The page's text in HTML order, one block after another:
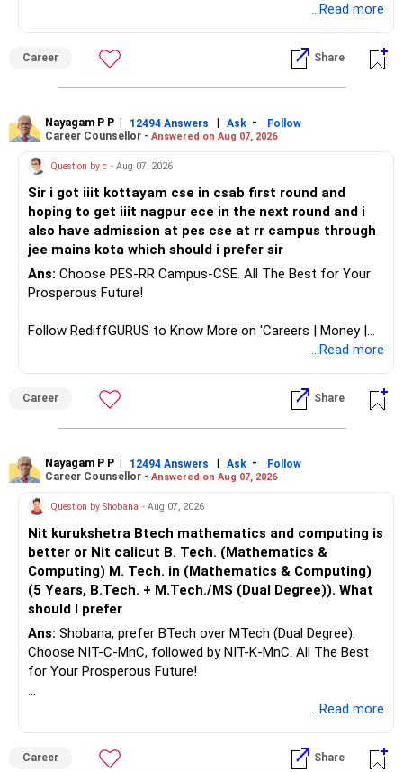
Choose BIT Mesra’s Integrated M.Sc. Mathematics &
aptitude and is targeting Quant, research, advanced
analytics or a PhD. All The Best for Your Prosperous
Future!
Follow RediffGURUS to Know More on 'Careers | Money |
Health | Relationships'.
...Read more
Career Share
Nayagam P P | 12494 Answers | Ask -
Follow
Career Counsellor - Answered on Aug 07, 2026
Question by c - Aug 07, 2026
Sir i got iiit kottayam cse in csab first round and
hoping to get iiit nagpur ece in the next round and i
also have admission at pes cse at rr campus through
jee mains kota which should i prefer sir
Ans: Choose PES-RR Campus-CSE. All The Best for Your
Prosperous Future!
Follow RediffGURUS to Know More on 'Careers | Money |
...Read more
Career Share
Nayagam P P | 12494 Answers | Ask -
Follow
Career Counsellor - Answered on Aug 07, 2026
Question by Shobana - Aug 07, 2026
Nit kurukshetra Btech mathematics and computing is
better or Nit calicut B. Tech. (Mathematics &
Computing) M. Tech. in (Mathematics & Computing)
(5 Years, B.Tech. + M.Tech./MS (Dual Degree)). What
should I prefer
Ans: Shobana, prefer BTech over MTech (Dual Degree).
Choose NIT-C-MnC, followed by NIT-K-MnC. All The Best
for Your Prosperous Future!
Follow RediffGURUS to Know More on 'Careers | Money |
...Read more
Career Share